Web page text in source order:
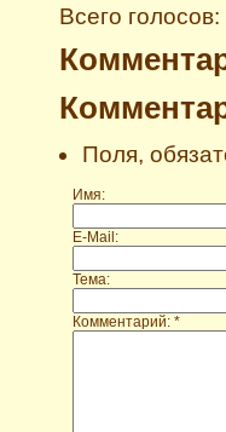
Всего
Поля,
Имя:
E-Mail:
Тема:
Комментарий: *